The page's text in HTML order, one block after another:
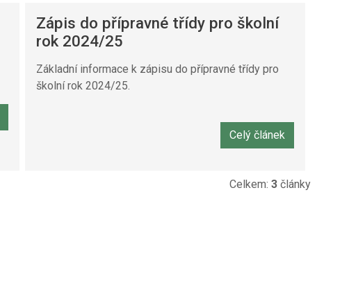
Zápis do přípravné třídy pro školní
rok 2024/25
Základní informace k zápisu do přípravné třídy pro
školní rok 2024/25.
Celý článek
Celkem: 3 články